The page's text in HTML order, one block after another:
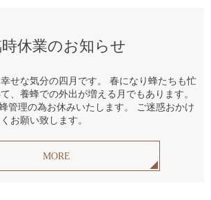
休業のお知らせ
せな気分の四月です。 春になり蜂たちも忙
、養蜂での外出が増える月でもあります。
管理の為お休みいたします。 ご迷惑おかけ
お願い致します。
MORE